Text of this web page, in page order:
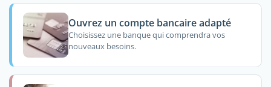
Ouvrez un compte bancaire adapté
Choisissez une banque qui comprendra vos
nouveaux besoins.